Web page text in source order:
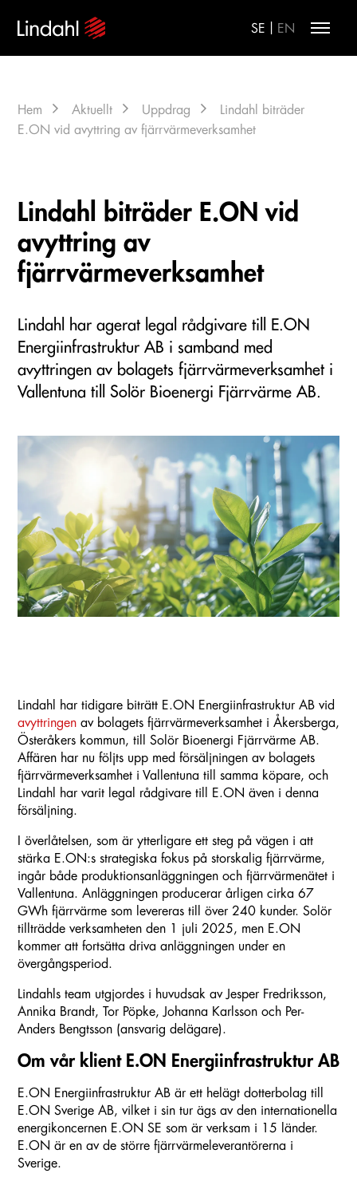
SE EN
Hem Aktuellt Uppdrag
Lindahl biträder
E.ON vid avyttring av fjärrvärmeverksamhet
Lindahl biträder E.ON vid
avyttring av
fjärrvärmeverksamhet
Lindahl har agerat legal rådgivare till E.ON
Energiinfrastruktur AB i samband med
avyttringen av bolagets fjärrvärmeverksamhet i
Vallentuna till Solör Bioenergi Fjärrvärme AB.
Lindahl har tidigare biträtt E.ON Energiinfrastruktur AB vid
avyttringen av bolagets fjärrvärmeverksamhet i Åkersberga,
Österåkers kommun, till Solör Bioenergi Fjärrvärme AB.
Affären har nu följts upp med försäljningen av bolagets
fjärrvärmeverksamhet i Vallentuna till samma köpare, och
Lindahl har varit legal rådgivare till E.ON även i denna
försäljning.
I överlåtelsen, som är ytterligare ett steg på vägen i att
stärka E.ON:s strategiska fokus på storskalig fjärrvärme,
ingår både produktionsanläggningen och fjärrvärmenätet i
Vallentuna. Anläggningen producerar årligen cirka 67
GWh fjärrvärme som levereras till över 240 kunder. Solör
tillträdde verksamheten den 1 juli 2025, men E.ON
kommer att fortsätta driva anläggningen under en
övergångsperiod.
Lindahls team utgjordes i huvudsak av Jesper Fredriksson,
Annika Brandt, Tor Pöpke, Johanna Karlsson och Per-
Anders Bengtsson (ansvarig delägare).
Om vår klient E.ON Energiinfrastruktur AB
E.ON Energiinfrastruktur AB är ett helägt dotterbolag till
E.ON Sverige AB, vilket i sin tur ägs av den internationella
energikoncernen E.ON SE som är verksam i 15 länder.
E.ON är en av de större fjärrvärmeleverantörerna i
Sverige.